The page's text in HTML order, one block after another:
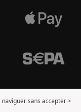
sans accepter >